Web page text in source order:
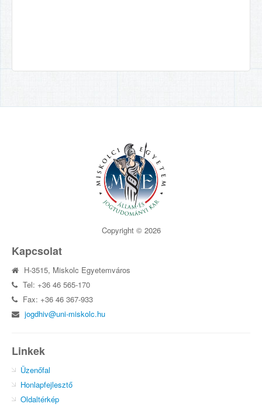
Copyright © 2026
Kapcsolat
H-3515, Miskolc Egyetemváros
Tel: +36 46 565-170
Fax: +36 46 367-933
jogdhiv@uni-miskolc.hu
Linkek
Üzenőfal
Honlapfejlesztő
Oldaltérkép